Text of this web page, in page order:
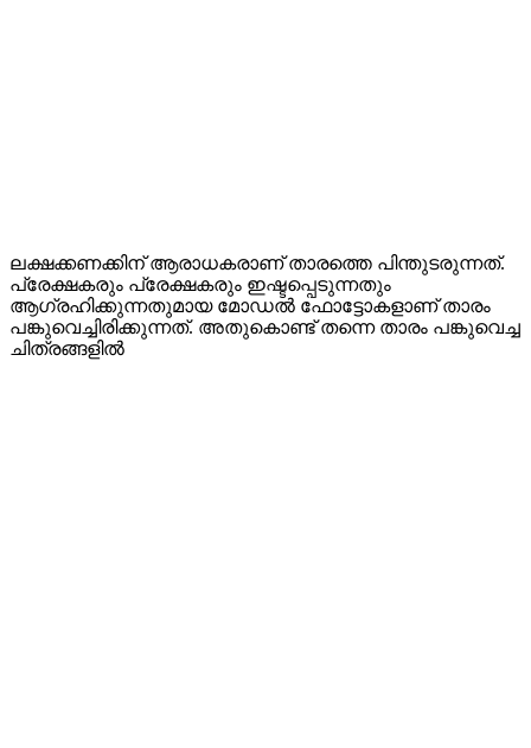
ലക്ഷക്കണക്കിന് ആരാധകരാണ് താരത്തെ പിന്തുടരുന്നത്.
പ്രേക്ഷകരും പ്രേക്ഷകരും ഇഷ്ടപ്പെടുന്നതും
ആഗ്രഹിക്കുന്നതുമായ മോഡൽ ഫോട്ടോകളാണ് താരം
പങ്കുവെച്ചിരിക്കുന്നത്. അതുകൊണ്ട് തന്നെ താരം പങ്കുവെച്ച
ചിത്രങ്ങളിൽ